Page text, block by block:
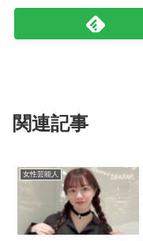
関連記事
女性芸能人